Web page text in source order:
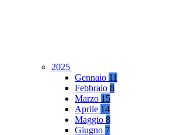
2025
Gennaio 11
Febbraio 8
Marzo 15
Aprile 14
Maggio 8
Giugno 7